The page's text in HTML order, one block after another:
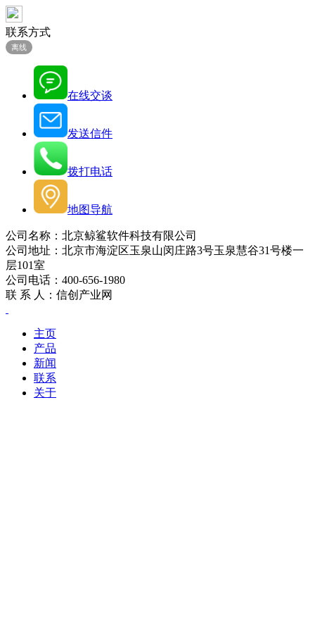
联系方式
离线
在线交谈
发送信件
拨打电话
地图导航
公司名称：北京鲸鲨软件科技有限公司
公司地址：北京市海淀区玉泉山闵庄路3号玉泉慧谷31号楼一
层101室
公司电话：400-656-1980
联 系 人：信创产业网
主页
产品
新闻
联系
关于